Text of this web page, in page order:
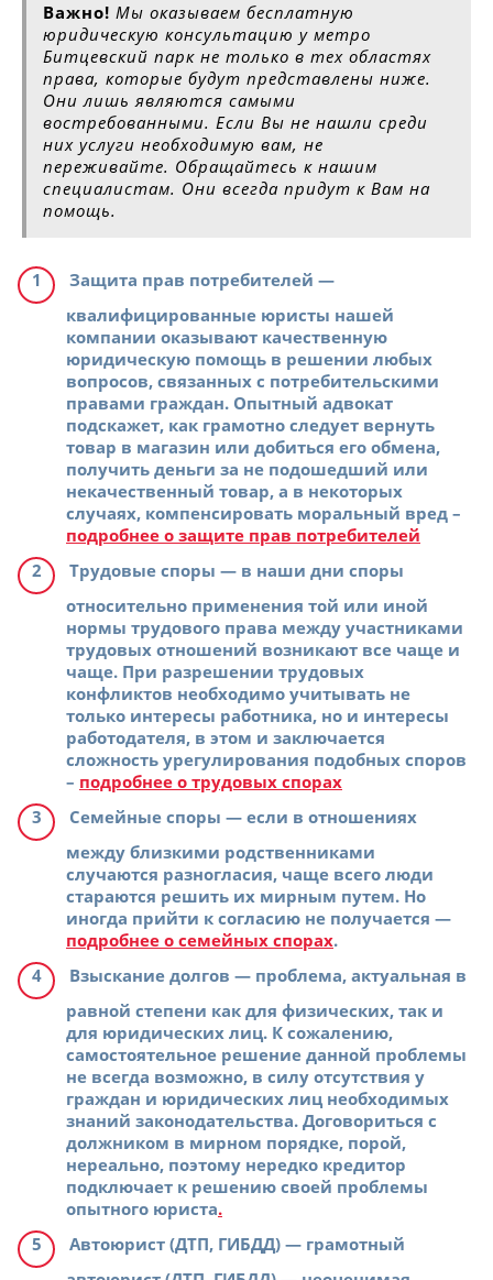
Важно! Мы оказываем бесплатную
юридическую консультацию у метро
Битцевский парк не только в тех областях
права, которые будут представлены ниже.
Они лишь являются самыми
востребованными. Если Вы не нашли среди
них услуги необходимую вам, не
переживайте. Обращайтесь к нашим
специалистам. Они всегда придут к Вам на
помощь.
Защита прав потребителей —
квалифицированные юристы нашей
компании оказывают качественную
юридическую помощь в решении любых
вопросов, связанных с потребительскими
правами граждан. Опытный адвокат
подскажет, как грамотно следует вернуть
товар в магазин или добиться его обмена,
получить деньги за не подошедший или
некачественный товар, а в некоторых
случаях, компенсировать моральный вред –
подробнее о защите прав потребителей
Трудовые споры — в наши дни споры
относительно применения той или иной
нормы трудового права между участниками
трудовых отношений возникают все чаще и
чаще. При разрешении трудовых
конфликтов необходимо учитывать не
только интересы работника, но и интересы
работодателя, в этом и заключается
сложность урегулирования подобных споров
– подробнее о трудовых спорах
Семейные споры — если в отношениях
между близкими родственниками
случаются разногласия, чаще всего люди
стараются решить их мирным путем. Но
иногда прийти к согласию не получается —
подробнее о семейных спорах.
Взыскание долгов — проблема, актуальная в
равной степени как для физических, так и
для юридических лиц. К сожалению,
самостоятельное решение данной проблемы
не всегда возможно, в силу отсутствия у
граждан и юридических лиц необходимых
знаний законодательства. Договориться с
должником в мирном порядке, порой,
нереально, поэтому нередко кредитор
подключает к решению своей проблемы
опытного юриста.
Автоюрист (ДТП, ГИБДД) — грамотный